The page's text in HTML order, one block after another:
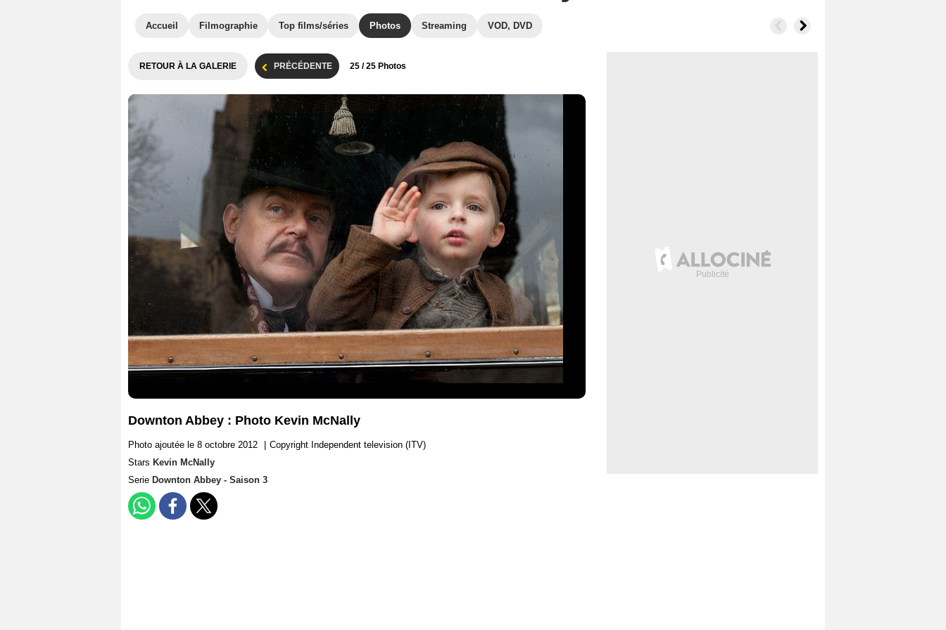
Accueil Filmographie Top films/séries Photos Streaming VOD, DVD
RETOUR À LA GALERIE PRÉCÉDENTE 25 / 25 Photos
Downton Abbey : Photo Kevin McNally
Photo ajoutée le 8 octobre 2012
Copyright Independent television (ITV)
Stars Kevin McNally
Serie Downton Abbey - Saison 3